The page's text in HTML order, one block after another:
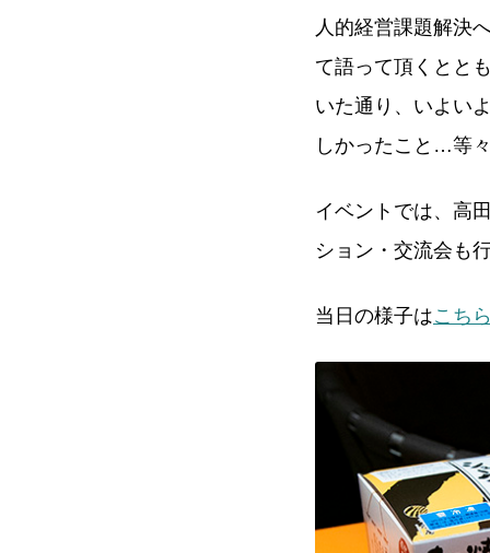
人的経営課題解決
て語って頂くとと
いた通り、いよい
しかったこと…等
イベントでは、高
ション・交流会も
当日の様子はこち